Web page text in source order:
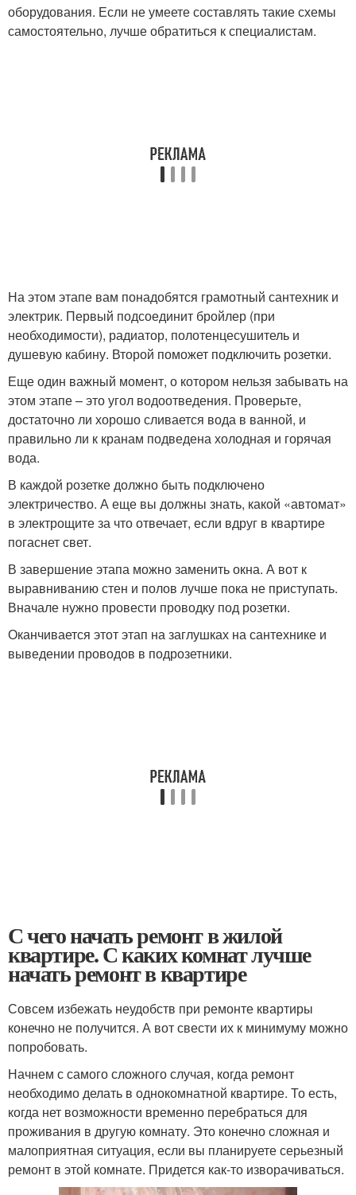
оборудования. Если не умеете составлять такие схемы
самостоятельно, лучше обратиться к специалистам.
На этом этапе вам понадобятся грамотный сантехник и
электрик. Первый подсоединит бройлер (при
необходимости), радиатор, полотенцесушитель и
душевую кабину. Второй поможет подключить розетки.
Еще один важный момент, о котором нельзя забывать на
этом этапе – это угол водоотведения. Проверьте,
достаточно ли хорошо сливается вода в ванной, и
правильно ли к кранам подведена холодная и горячая
вода.
В каждой розетке должно быть подключено
электричество. А еще вы должны знать, какой «автомат»
в электрощите за что отвечает, если вдруг в квартире
погаснет свет.
В завершение этапа можно заменить окна. А вот к
выравниванию стен и полов лучше пока не приступать.
Вначале нужно провести проводку под розетки.
Оканчивается этот этап на заглушках на сантехнике и
выведении проводов в подрозетники.
С чего начать ремонт в жилой
квартире. С каких комнат лучше
начать ремонт в квартире
Совсем избежать неудобств при ремонте квартиры
конечно не получится. А вот свести их к минимуму можно
попробовать.
Начнем с самого сложного случая, когда ремонт
необходимо делать в однокомнатной квартире. То есть,
когда нет возможности временно перебраться для
проживания в другую комнату. Это конечно сложная и
малоприятная ситуация, если вы планируете серьезный
ремонт в этой комнате. Придется как-то изворачиваться.